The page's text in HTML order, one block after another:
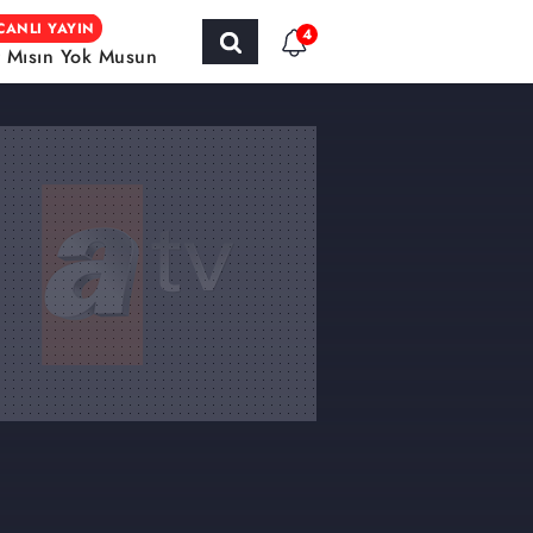
YAYIN
Yok Musun
4